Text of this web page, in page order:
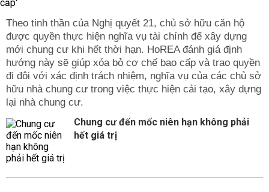
Theo tinh thần của Nghị quyết 21, chủ sở hữu căn hộ
được quyền thực hiện nghĩa vụ tài chính để xây dựng
mới chung cư khi hết thời hạn. HoREA đánh giá định
hướng này sẽ giúp xóa bỏ cơ chế bao cấp và trao quyền
đi đôi với xác định trách nhiệm, nghĩa vụ của các chủ sở
hữu nhà chung cư trong việc thực hiện cải tạo, xây dựng
lại nhà chung cư.
Chung cư đến mốc niên hạn không phải
hết giá trị